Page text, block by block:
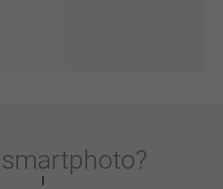
smartphoto?